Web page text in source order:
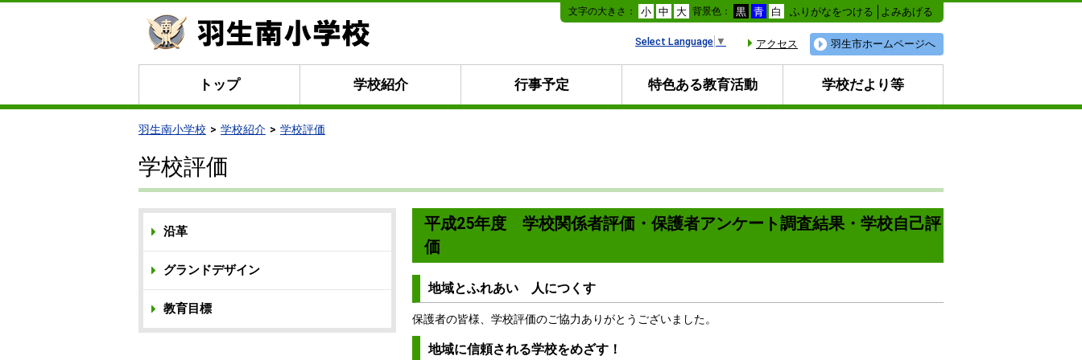
本
文
文字の大きさ： 小 中 大 背景色： 黒 青 白 ふりがなをつける よみあげる
羽生市ホームページへ
アクセス
Select Language ▼
トップ 学校紹介 行事予定 特色ある教育活動 学校だより等
羽生南小学校 学校紹介 学校評価
学校評価
平成25年度 学校関係者評価・保護者アンケート調査結果・学校自己評
価
地域とふれあい 人につくす
保護者の皆様、学校評価のご協力ありがとうございました。
地域に信頼される学校をめざす！
沿革
グランドデザイン
教育目標